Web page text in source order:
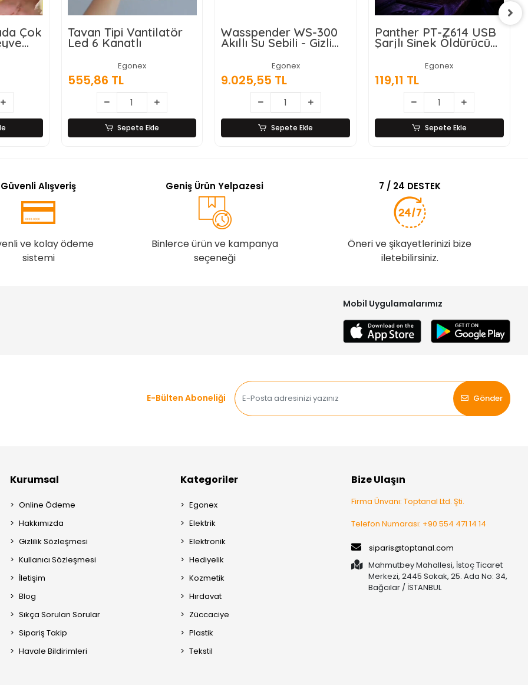
Çok
ve
Çelik
Tavan Tipi Vantilatör
Led 6 Kanatlı
Egonex
555,86 TL
Sepete Ekle
Wasspender WS-300
Akıllı Su Sebili - Gizli
Dokunmatik Ekran
Egonex
9.025,55 TL
Sepete Ekle
Panther PT-Z614 USB
Şarjlı Sinek Öldürücü
Lamba
Egonex
119,11 TL
Sepete Ekle
Güvenli Alışveriş
ve kolay ödeme
sistemi
Geniş Ürün Yelpazesi
Binlerce ürün ve kampanya
seçeneği
7 / 24 DESTEK
Öneri ve şikayetlerinizi bize
iletebilirsiniz.
Mobil Uygulamalarımız
E-Bülten Aboneliği
Gönder
Kurumsal
Online Ödeme
Hakkımızda
Gizlilik Sözleşmesi
Kullanıcı Sözleşmesi
İletişim
Blog
Sıkça Sorulan Sorular
Sipariş Takip
Havale Bildirimleri
Kategoriler
Egonex
Elektrik
Elektronik
Hediyelik
Kozmetik
Hırdavat
Züccaciye
Plastik
Tekstil
Bize Ulaşın
Firma Ünvanı: Toptanal Ltd. Şti.
Telefon Numarası: +90 554 471 14 14
siparis@toptanal.com
Mahmutbey Mahallesi, İstoç Ticaret
Merkezi, 2445 Sokak, 25. Ada No: 34,
Bağcılar / İSTANBUL